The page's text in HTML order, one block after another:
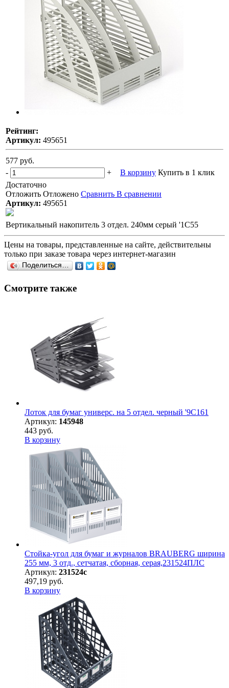
Рейтинг:
Артикул: 495651
577 руб.
-
+ В корзину Купить в 1 клик
Достаточно
Отложить Отложено Сравнить В сравнении
Артикул: 495651
Вертикальный накопитель 3 отдел. 240мм серый '1С55
Цены на товары, представленные на сайте, действительны
только при заказе товара через интернет-магазин
Поделиться…
Смотрите также
Лоток для бумаг универс. на 5 отдел. черный '9С161
Артикул: 145948
443 руб.
В корзину
Стойка-угол для бумаг и журналов BRAUBERG ширина
255 мм, 3 отд., сетчатая, сборная, серая,231524ПЛС
Артикул: 231524с
497,19 руб.
В корзину